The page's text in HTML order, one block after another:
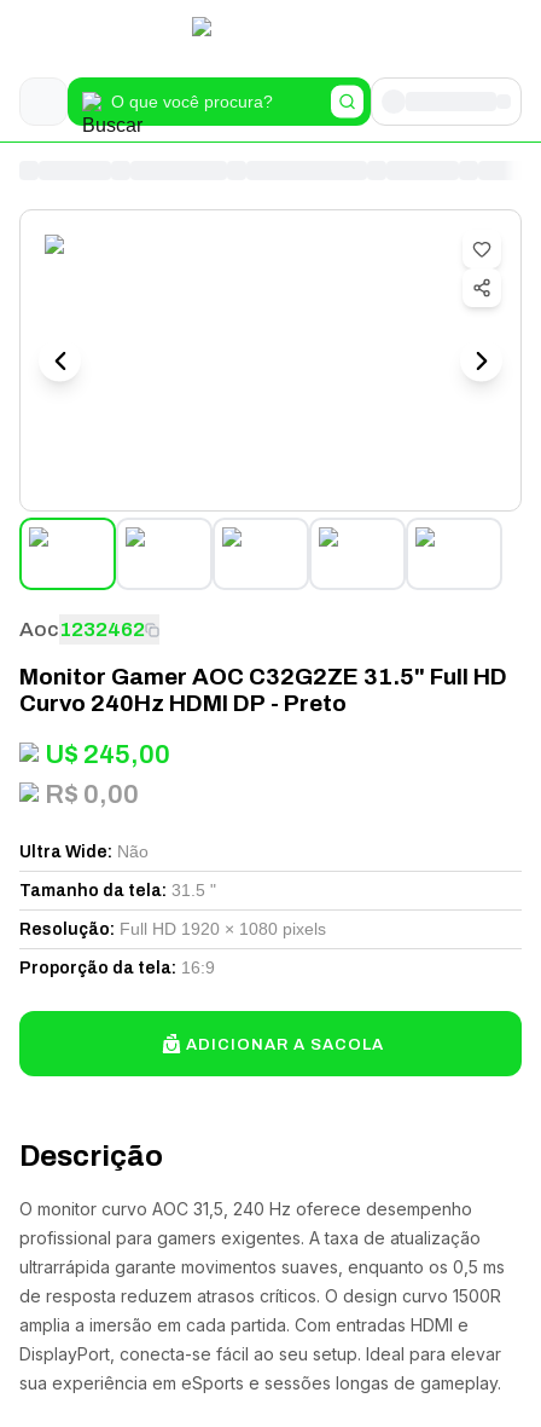
Descrição
O monitor curvo AOC 31,5, 240 Hz oferece desempenho
profissional para gamers exigentes. A taxa de atualização
ultrarrápida garante movimentos suaves, enquanto os 0,5 ms
de resposta reduzem atrasos críticos. O design curvo 1500R
amplia a imersão em cada partida. Com entradas HDMI e
DisplayPort, conecta-se fácil ao seu setup. Ideal para elevar
sua experiência em eSports e sessões longas de gameplay.
Aoc1232462
Monitor Gamer AOC C32G2ZE 31.5" Full HD
Curvo 240Hz HDMI DP - Preto
U$ 245,00
R$ 0,00
Ultra Wide: Não
Tamanho da tela: 31.5 "
Resolução: Full HD 1920 × 1080 pixels
Proporção da tela: 16:9
ADICIONAR A SACOLA